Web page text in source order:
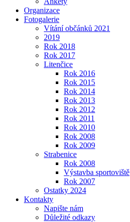
Organizace
Fotogalerie
Vítání občánků 2021
2019
Rok 2018
Rok 2017
Litenčice
Rok 2016
Rok 2015
Rok 2014
Rok 2013
Rok 2012
Rok 2011
Rok 2010
Rok 2008
Rok 2009
Strabenice
Rok 2008
Výstavba sportoviště
Rok 2007
Ostatky 2024
Kontakty
Napište nám
Důležité odkazy